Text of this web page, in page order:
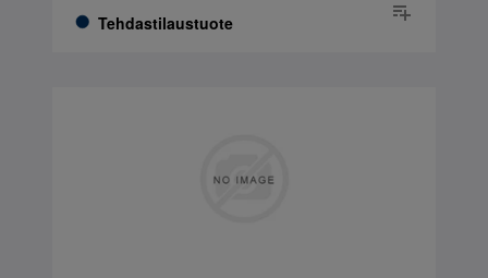
Tehdastilaustuote